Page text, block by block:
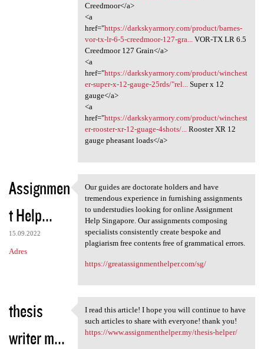
Creedmoor</a>
<a
href="https://darkskyarmory.com/product/barnes-
vor-tx-lr-6-5-creedmoor-127-gra...VOR-TX LR 6.5
Creedmoor 127 Grain</a>
<a
href="https://darkskyarmory.com/product/winchest
er-super-x-12-gauge-25rds/"rel...Super x 12
gauge</a>
<a
href="https://darkskyarmory.com/product/winchest
er-rooster-xr-12-guage-4shots/...Rooster XR 12
gauge pheasant loads</a>
Assignmen
t Help...
15.09.2022
Adres
Our guides are doctorate
Our guides are doctorate holders and have
tremendous experience in furnishing assignments
to understudies looking for online Assignment
Help Singapore. Our assignments composing
specialists consistently create bespoke and
plagiarism free contents free of grammatical errors.
https://greatassignmenthelper.com/sg/
thesis
writer m...
I read this article! I hope
I read this article! I hope you will continue to have
such articles to share with everyone! thank you!
https://www.assignmenthelper.my/thesis-helper/